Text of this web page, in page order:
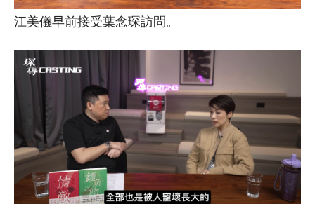
江美儀早前接受葉念琛訪問。